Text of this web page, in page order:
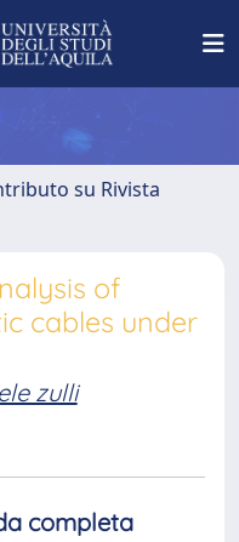
su Rivista
of
cables under
zulli
completa